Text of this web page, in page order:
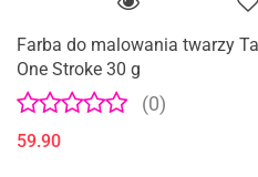
Farba do malowania twarzy
One Stroke 30 g
(0)
59.90